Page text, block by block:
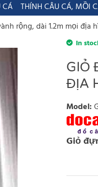
THÍNH CÂU CÁ, MỒI
rộng, dài 1.2m mọi địa
In
GIỎ
ĐỊA
Model:
Giỏ